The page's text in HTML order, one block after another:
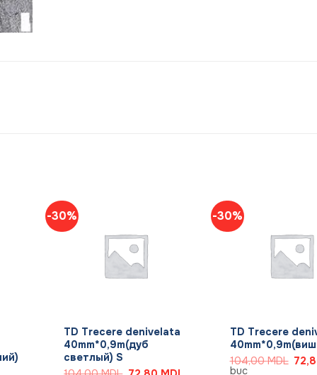
-30%
TD Trecere denivelata
40mm*0,9m(дуб
светлый) S
-30%
TD Trecere
104,00MDL
buc